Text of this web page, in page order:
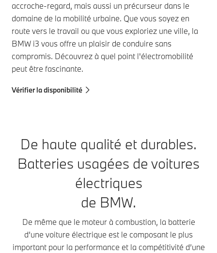
accroche-regard, mais aussi un précurseur dans le
domaine de la mobilité urbaine. Que vous soyez en
route vers le travail ou que vous exploriez une ville, la
BMW i3 vous offre un plaisir de conduire sans
compromis. Découvrez à quel point l'électromobilité
peut être fascinante.
Vérifier la disponibilité
De haute qualité et durables.
Batteries usagées de voitures
électriques
de BMW.
De même que le moteur à combustion, la batterie
d’une voiture électrique est le composant le plus
important pour la performance et la compétitivité d’une